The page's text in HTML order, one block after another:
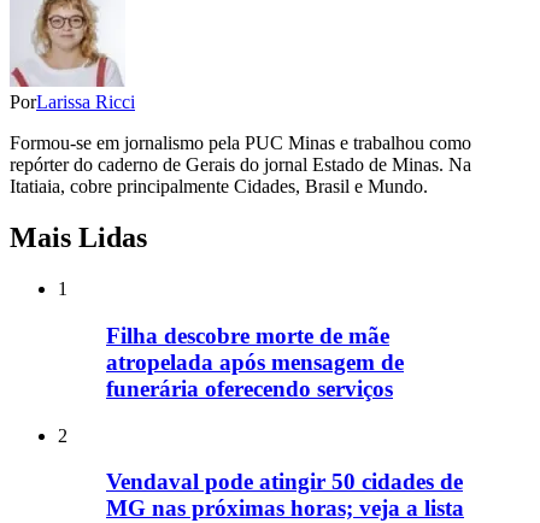
PorLarissa Ricci
Formou-se em jornalismo pela PUC Minas e trabalhou como
repórter do caderno de Gerais do jornal Estado de Minas. Na
Itatiaia, cobre principalmente Cidades, Brasil e Mundo.
Mais Lidas
1
Filha descobre morte de mãe
atropelada após mensagem de
funerária oferecendo serviços
2
Vendaval pode atingir 50 cidades de
MG nas próximas horas; veja a lista